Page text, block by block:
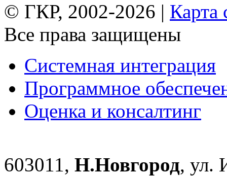
© ГКР, 2002-2026 | Карта
Все права защищены
Системная интеграция
Программное
Оценка и консалтинг
603011, Н.Новгород, ул.